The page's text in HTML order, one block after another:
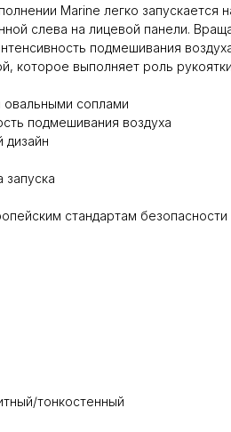
Marine легко запускается
слева на лицевой панели.
подмешивания
которое выполняет роль
овальными соплами
подмешивания воздуха
дизайн
запуска
стандартам безопасности
тонкостенный